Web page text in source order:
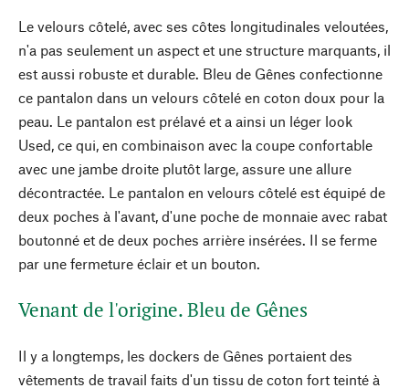
Le velours côtelé, avec ses côtes longitudinales veloutées,
n'a pas seulement un aspect et une structure marquants, il
est aussi robuste et durable. Bleu de Gênes confectionne
ce pantalon dans un velours côtelé en coton doux pour la
peau. Le pantalon est prélavé et a ainsi un léger look
Used, ce qui, en combinaison avec la coupe confortable
avec une jambe droite plutôt large, assure une allure
décontractée. Le pantalon en velours côtelé est équipé de
deux poches à l'avant, d'une poche de monnaie avec rabat
boutonné et de deux poches arrière insérées. Il se ferme
par une fermeture éclair et un bouton.
Venant de l'origine. Bleu de Gênes
Il y a longtemps, les dockers de Gênes portaient des
vêtements de travail faits d'un tissu de coton fort teinté à